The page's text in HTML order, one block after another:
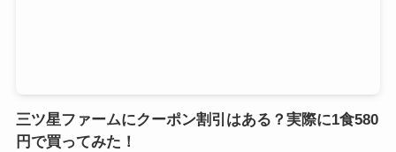
三ツ星ファームにクーポン割引はある？実際に1食580
円で買ってみた！